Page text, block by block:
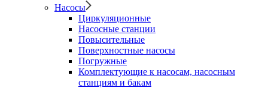
Насосы
Циркуляционные
Насосные станции
Повысительные
Поверхностные насосы
Погружные
Комплектующие к насосам, насосным
станциям и бакам